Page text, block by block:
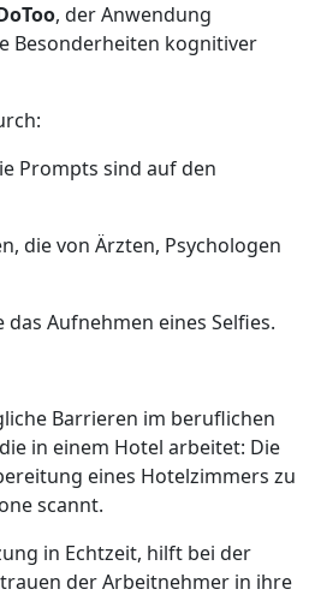
, der Anwendung
Besonderheiten kognitiver
Prompts sind auf den
die von Ärzten, Psychologen
Aufnehmen eines Selfies.
Barrieren im beruflichen
in einem Hotel arbeitet: Die
eines Hotelzimmers zu
scannt.
in Echtzeit, hilft bei der
der Arbeitnehmer in ihre